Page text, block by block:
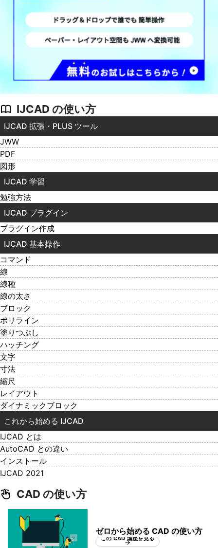
IJCAD の使い方
IJCAD 拡張・PLUS ツール
JWW
PDF
図形
IJCAD 学習
勉強方法
IJCAD プラグイン
プラグイン作成
IJCAD 基本操作
コマンド
線
線種
線の太さ
ブロック
ポリライン
塗りつぶし
ハッチング
文字
寸法
縮尺
レイアウト
ダイナミックブロック
これから始める IJCAD
IJCAD とは
AutoCAD との違い
インストール
IJCAD 2021
CAD の使い方
ゼロから始める CAD の使い方
この CAD 講座を見る